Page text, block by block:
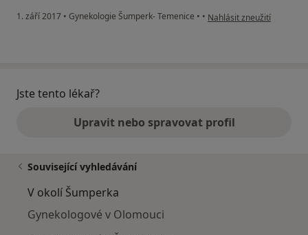
1. září 2017 • Gynekologie Šumperk- Temenice • • podle názoru uživatele
Nahlásit zneužití
Jste tento lékař?
Upravit nebo spravovat profil
Související vyhledávání
V okolí Šumperka
Gynekologové v Olomouci